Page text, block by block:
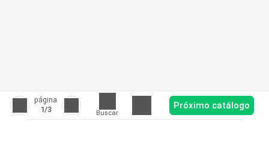
página
1/3 Buscar
Próximo catálogo